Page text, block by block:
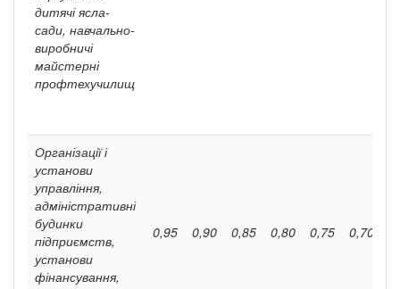
дитячі ясла-
сади, навчально-
виробничі
майстерні
профтехучилищ
Організації і
установи
управління,
адміні­стративні
будинки
підприємств,
установи
фінансування,
0,95 0,90 0,85 0,80 0,75 0,70